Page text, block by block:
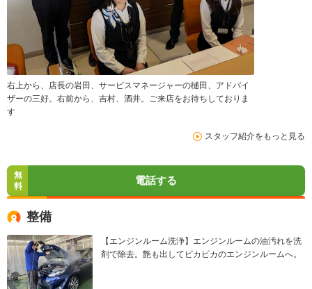
右上から、店長の岩田、サービスマネージャーの樋田、アドバイ
ザーの三好。右前から、吉村、酒井。ご来店をお待ちしておりま
す
スタッフ紹介をもっと見る
無
料
電話する
整備
【エンジンルーム洗浄】エンジンルームの油汚れを洗
剤で除去。艶も出してピカピカのエンジンルームへ。